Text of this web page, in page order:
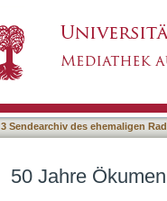
3 Sendearchiv des ehemaligen
50 Jahre